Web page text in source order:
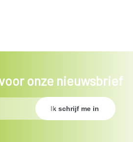
onze nieuwsbrief